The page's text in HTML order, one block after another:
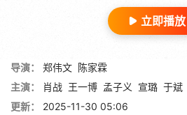
立即播放
导演： 郑伟文 陈家霖
主演：
肖战 王一博 孟子义 宣璐 于斌
更新：
2025-11-30 05:06